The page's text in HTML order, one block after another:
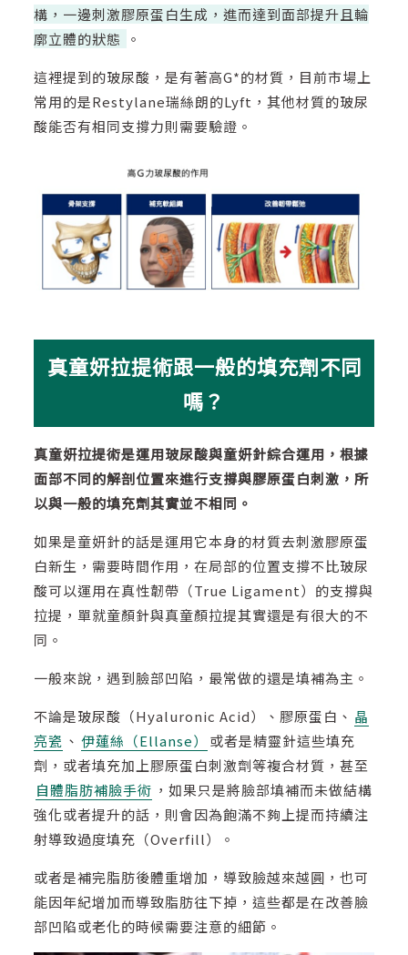
構，一邊刺激膠原蛋白生成，進而達到面部提升且輪
廓立體的狀態
。
這裡提到的玻尿酸，是有著高G*的材質，目前市場上
常用的是Restylane瑞絲朗的Lyft，其他材質的玻尿
酸能否有相同支撐力則需要驗證。
真童妍拉提術跟一般的填充劑不同
嗎？
真童妍拉提術是運用玻尿酸與童妍針綜合運用，根據
面部不同的解剖位置來進行支撐與膠原蛋白刺激，所
以與一般的填充劑其實並不相同。
如果是童妍針的話是運用它本身的材質去刺激膠原蛋
白新生，需要時間作用，在局部的位置支撐不比玻尿
酸可以運用在真性韌帶（True Ligament）的支撐與
拉提，單就童顏針與真童顏拉提其實還是有很大的不
同。
一般來說，遇到臉部凹陷，最常做的還是填補為主。
不論是玻尿酸（Hyaluronic Acid）、膠原蛋白、 晶
亮瓷 、 伊蓮絲（Ellanse）
或者是精靈針這些填充
劑，或者填充加上膠原蛋白刺激劑等複合材質，甚至
自體脂肪補臉手術 ，如果只是將臉部填補而未做結構
強化或者提升的話，則會因為飽滿不夠上提而持續注
射導致過度填充（Overfill）。
或者是補完脂肪後體重增加，導致臉越來越圓，也可
能因年紀增加而導致脂肪往下掉，這些都是在改善臉
部凹陷或老化的時候需要注意的細節。